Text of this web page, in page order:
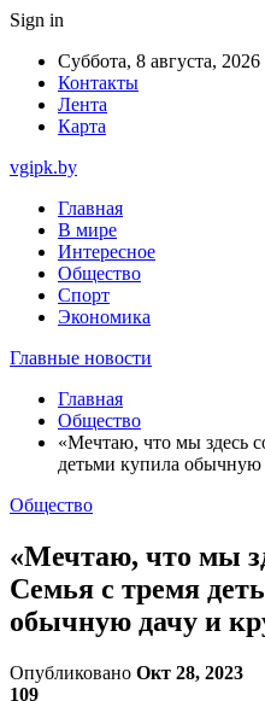
Sign in
Суббота, 8 августа, 2026
Контакты
Лента
Карта
vgipk.by
Главная
В мире
Интересное
Общество
Спорт
Экономика
Главные новости
Главная
Общество
«Мечтаю, что мы здесь
детьми купила обычную
Общество
«Мечтаю, что мы
Семья с тремя
обычную дачу и
Опубликовано Окт 28, 2023
109